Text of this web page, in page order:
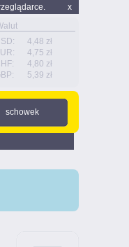
x
4,48 zł
4,75 zł
4,80 zł
5,39 zł
schowek